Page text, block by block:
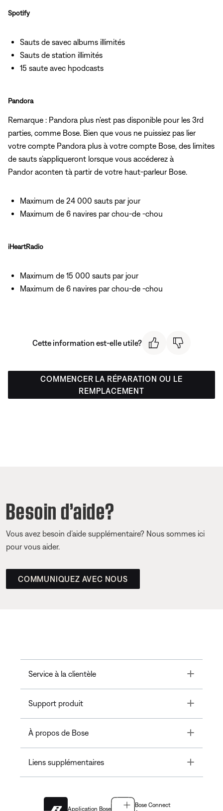
Spotify
Sauts de savec albums illimités
Sauts de station illimités
15 saute avec hpodcasts
Pandora
Remarque : Pandora plus n'est pas disponible pour les 3rd
parties, comme Bose. Bien que vous ne puissiez pas lier
votre compte Pandora plus à votre compte Bose, des limites
de sauts s’appliqueront lorsque vous accéderez à
Pandor aconten tà partir de votre haut-parleur Bose.
Maximum de 24 000 sauts par jour
Maximum de 6 navires par chou-de -chou
iHeartRadio
Maximum de 15 000 sauts par jour
Maximum de 6 navires par chou-de -chou
Cette information est-elle utile?
COMMENCER LA RÉPARATION OU LE
REMPLACEMENT
Besoin d’aide?
Vous avez besoin d’aide supplémentaire? Nous sommes ici
pour vous aider.
COMMUNIQUEZ AVEC NOUS
Service à la clientèle Toggle
Support produit Toggle
À propos de Bose Toggle
Liens supplémentaires Toggle
Application Bose
Bose Connect